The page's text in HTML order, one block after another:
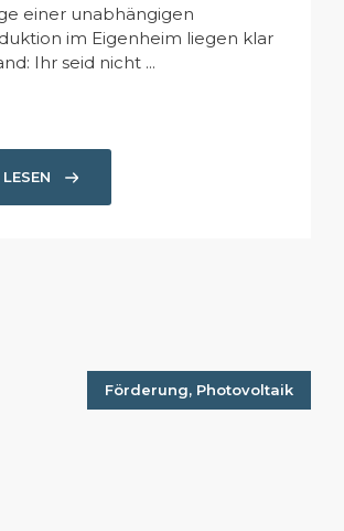
einer unabhängigen
im Eigenheim liegen klar
Ihr seid nicht ...
Förderung, Photovoltaik